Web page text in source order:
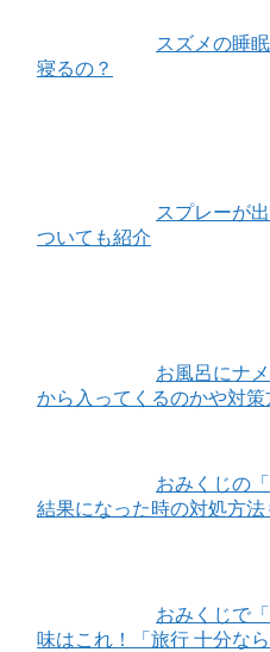
スズメの睡
寝るの？
スプレーが
ついても紹介
お風呂にナ
から入ってくるのかや対策
おみくじの
結果になった時の対処方法
おみくじで
味はこれ！「旅行 十分な